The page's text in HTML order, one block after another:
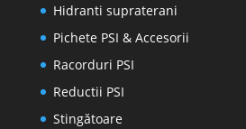
Hidranti supraterani
Pichete PSI & Accesorii
Racorduri PSI
Reductii PSI
Stingătoare